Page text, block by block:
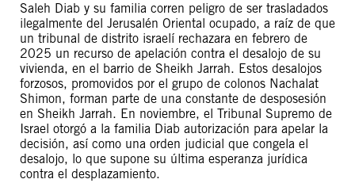
Saleh Diab y su familia corren peligro de ser trasladados
ilegalmente del Jerusalén Oriental ocupado, a raíz de que
un tribunal de distrito israelí rechazara en febrero de
2025 un recurso de apelación contra el desalojo de su
vivienda, en el barrio de Sheikh Jarrah. Estos desalojos
forzosos, promovidos por el grupo de colonos Nachalat
Shimon, forman parte de una constante de desposesión
en Sheikh Jarrah. En noviembre, el Tribunal Supremo de
Israel otorgó a la familia Diab autorización para apelar la
decisión, así como una orden judicial que congela el
desalojo, lo que supone su última esperanza jurídica
contra el desplazamiento.